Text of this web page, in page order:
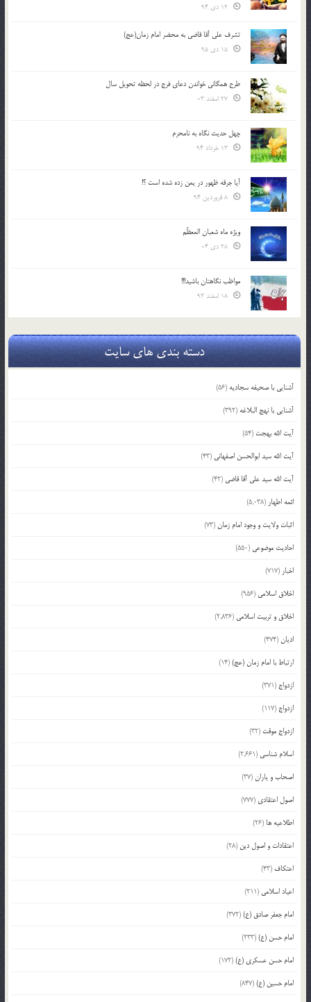
تشرف علي آقا قاضي به محضر امام زمان(عج)
طرح همگانی خواندن دعای فرج در لحظه تحویل سال
چهل حدیث نگاه به نامحرم
آیا جرقه ظهور در یمن زده شده است ؟!
ویژه ماه شعبان المعظّم
مواظب نگاهتان باشید!!!
دسته بندی های سایت
آشنایی با صحیفه سجادیه (56)
آشنایی با نهج البلاغه (392)
آیت الله بهجت (54)
آیت الله سید ابوالحسن اصفهانی (43)
آیت الله سید علی آقا قاضی (42)
ائمه اطهار (5,038)
اثبات ولایت و وجود امام زمان(73)
احادیث موضوعی (550)
اخبار (717)
اخلاق اسلامی (956)
اخلاق و تربیت اسلامی (2,836)
ادیان(474)
ارتباط با امام زمان (عج)(14)
ازدواج (371)
ازدواج (117)
ازدواج موقت (32)
اسلام شناسی (2,661)
اصحاب و یاران(37)
اصول اعتقادی (777)
اطلاعیه ها (26)
اعتقادات و اصول دین (28)
اعتکاف (43)
اعیاد اسلامی (211)
امام جعفر صادق (ع)(372)
امام حسن (ع)(233)
امام حسن عسکری (ع)(172)
امام حسین (ع)(847)